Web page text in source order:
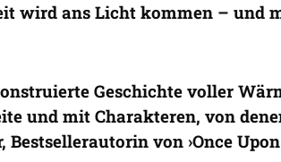
wird ans Licht kommen – und
Geschichte voller
und mit Charakteren, von
Bestsellerautorin von ›Once